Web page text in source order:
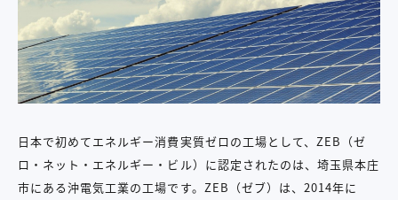
日本で初めてエネルギー消費実質ゼロの工場として、ZEB（ゼ
ロ・ネット・エネルギー・ビル）に認定されたのは、埼玉県本庄
市にある沖電気工業の工場です。ZEB（ゼブ）は、2014年に